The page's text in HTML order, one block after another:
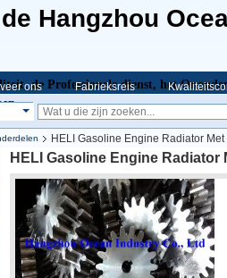
Hangzhou
de Professionele dienst, het
ons Fabrieksreis
HELI Gasoline Engine Radiator
HELI Gasoline Engine